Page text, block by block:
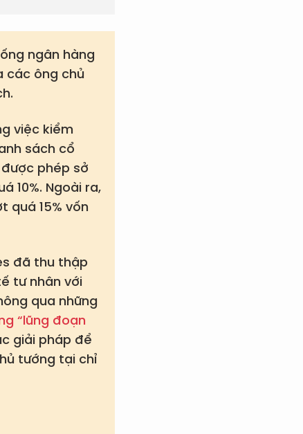
Group.
ngân hàng
các ông chủ
việc kiểm
sách cổ
phép sở
10%. Ngoài ra,
quá 15% vốn
đã thu thập
tư nhân với
qua những
“lũng đoạn
giải pháp để
tướng tại chỉ